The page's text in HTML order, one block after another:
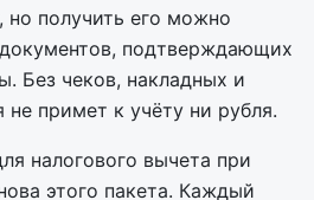
но получить его можно
подтверждающих
Без чеков, накладных и
не примет к учёту ни рубля.
налогового вычета при
этого пакета. Каждый